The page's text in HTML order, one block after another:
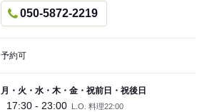
050-5872-2219
予約可
月・火・水・木・金・祝前日・祝後日
17:30 - 23:00 L.O. 料理22:00